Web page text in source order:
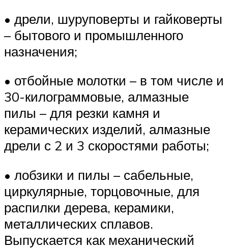
• дрели, шуруповерты и гайковерты
– бытового и промышленного
назначения;
• отбойные молотки – в том числе и
30-килограммовые, алмазные
пилы – для резки камня и
керамических изделий, алмазные
дрели с 2 и 3 скоростями работы;
• лобзики и пилы – сабельные,
циркулярные, торцовочные, для
распилки дерева, керамики,
металлических сплавов.
Выпускается как механический